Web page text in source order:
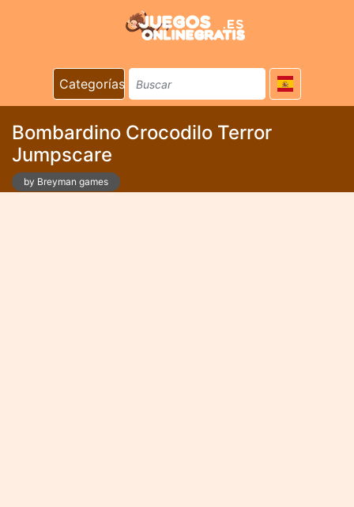
Categorías
Bombardino Crocodilo Terror
Jumpscare
by Breyman games